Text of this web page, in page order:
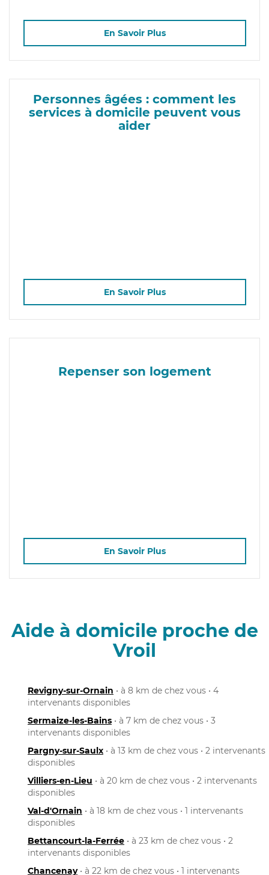
En Savoir Plus
Personnes âgées : comment les
services à domicile peuvent vous
aider
En Savoir Plus
Repenser son logement
En Savoir Plus
Aide à domicile proche de
Vroil
Revigny-sur-Ornain • à 8 km de chez vous • 4
intervenants disponibles
Sermaize-les-Bains • à 7 km de chez vous • 3
intervenants disponibles
Pargny-sur-Saulx • à 13 km de chez vous • 2 intervenants
disponibles
Villiers-en-Lieu • à 20 km de chez vous • 2 intervenants
disponibles
Val-d'Ornain • à 18 km de chez vous • 1 intervenants
disponibles
Bettancourt-la-Ferrée • à 23 km de chez vous • 2
intervenants disponibles
Chancenay• à 22 km de chez vous • 1 intervenants